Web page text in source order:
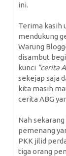
ini.
Terima kasih
mendukung
Warung
disambut
kunci "cerita
sekejap saja
kita masih
cerita ABG
Nah
pemenang
PKK jilid
tiga orang